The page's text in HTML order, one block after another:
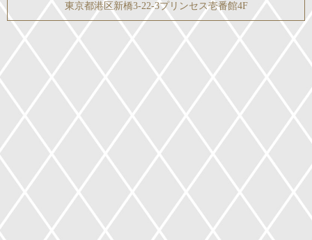
東京都港区新橋3-22-3プリンセス壱番館4F